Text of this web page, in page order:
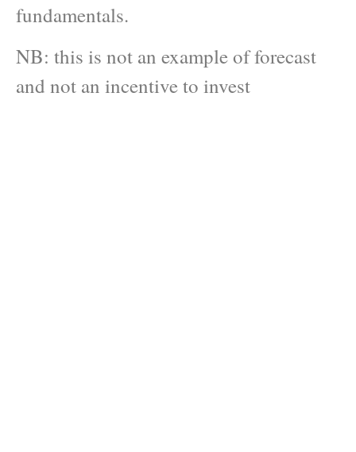
fundamentals.
NB: this is not an example of forecast
and not an incentive to invest